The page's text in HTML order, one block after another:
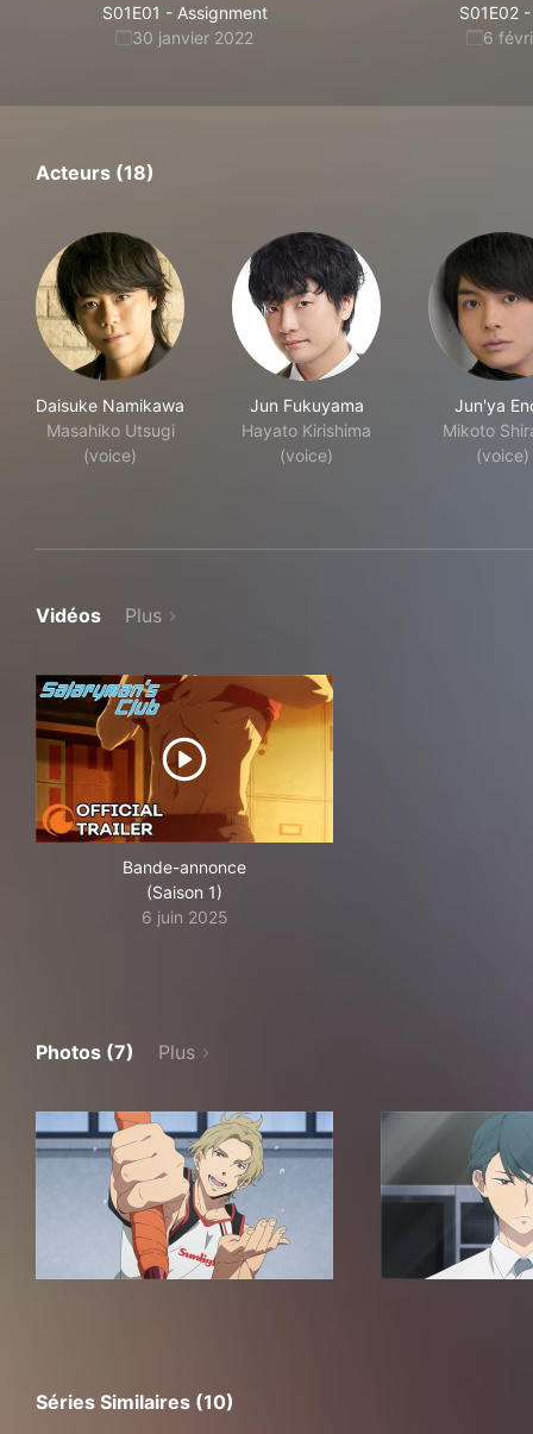
S01E01 - Assignment
30 janvier 2022
S01E02-
6
Acteurs (18)
Daisuke Namikawa
Masahiko Utsugi
(voice)
Jun Fukuyama
Hayato Kirishima
(voice)
Jun'ya
Mikoto
(voice)
Vidéos Plus
Bande-annonce
(Saison 1)
6 juin 2025
Photos (7) Plus
Séries Similaires (10)